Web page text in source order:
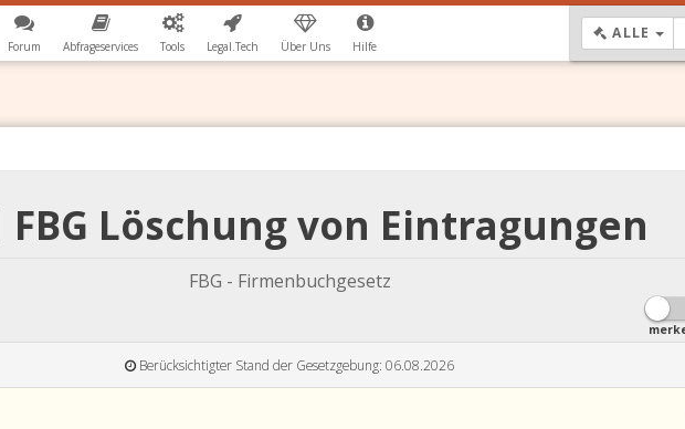
Forum Abfrageservices Tools Legal.Tech Über Uns Hilfe
ALLE
FBG Löschung von Eintragungen
FBG - Firmenbuchgesetz
Berücksichtigter Stand der Gesetzgebung: 06.08.2026